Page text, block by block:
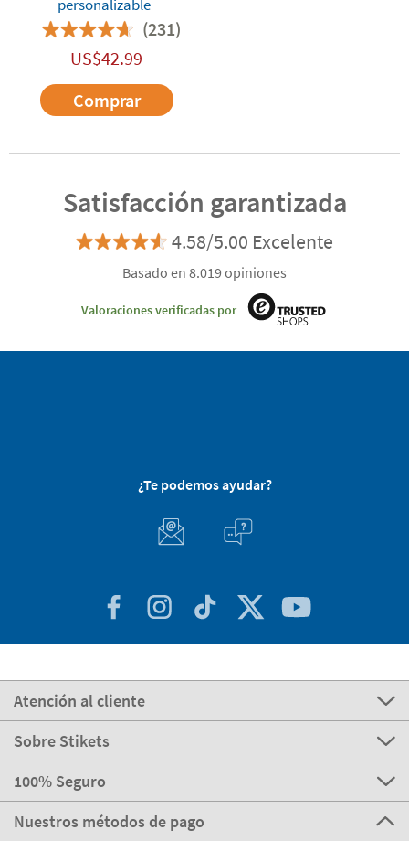
personalizable
(231)
US$42.99
Comprar
Satisfacción garantizada
4.58/5.00 Excelente
Basado en 8.019 opiniones
Valoraciones verificadas por
¿Te podemos ayudar?
Atención al cliente
Sobre Stikets
100% Seguro
Nuestros métodos de pago